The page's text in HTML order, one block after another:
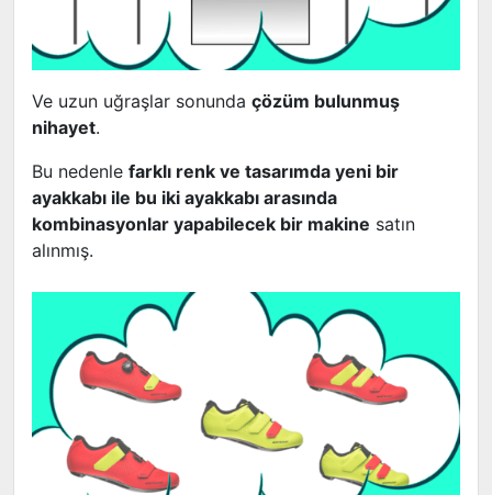
Ve uzun uğraşlar sonunda çözüm bulunmuş
nihayet.
Bu nedenle farklı renk ve tasarımda yeni bir
ayakkabı ile bu iki ayakkabı arasında
kombinasyonlar yapabilecek bir makine satın
alınmış.